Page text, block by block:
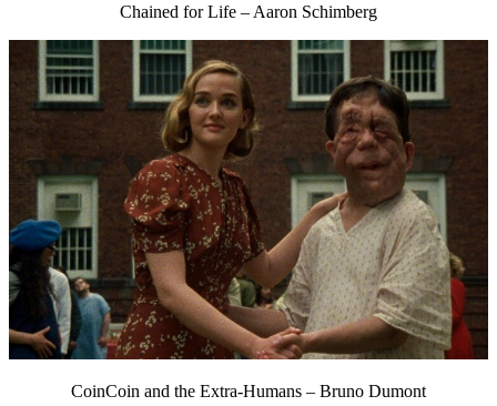
Chained for Life – Aaron Schimberg
CoinCoin and the Extra-Humans – Bruno Dumont